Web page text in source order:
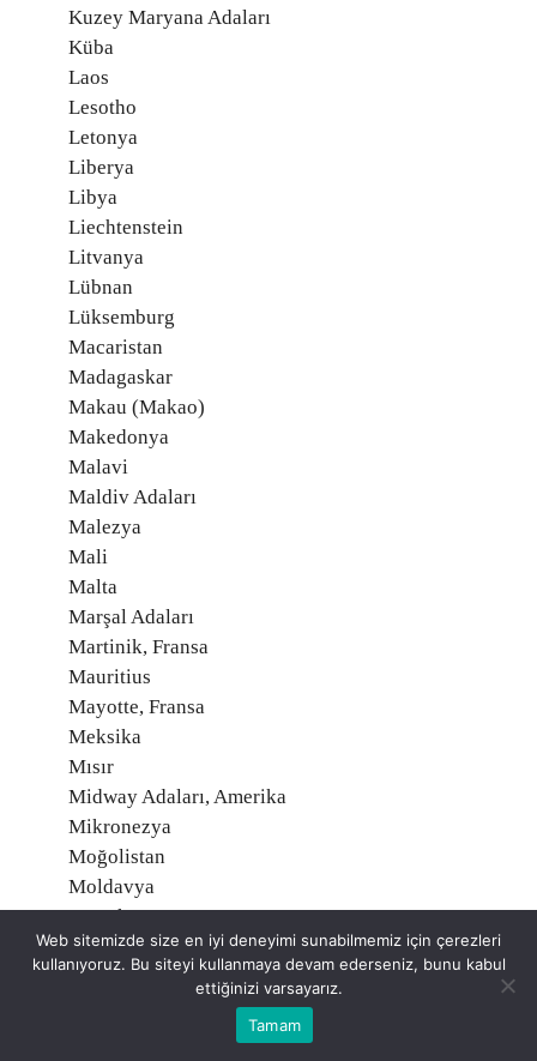
Kuzey Maryana Adaları
Küba
Laos
Lesotho
Letonya
Liberya
Libya
Liechtenstein
Litvanya
Lübnan
Lüksemburg
Macaristan
Madagaskar
Makau (Makao)
Makedonya
Malavi
Maldiv Adaları
Malezya
Mali
Malta
Marşal Adaları
Martinik, Fransa
Mauritius
Mayotte, Fransa
Meksika
Mısır
Midway Adaları, Amerika
Mikronezya
Moğolistan
Moldavya
Monako
Montserrat
Moritanya
Web sitemizde size en iyi deneyimi sunabilmemiz için çerezleri
kullanıyoruz. Bu siteyi kullanmaya devam ederseniz, bunu kabul
ettiğinizi varsayarız.
Tamam